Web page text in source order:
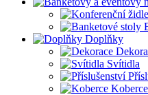
Doplňky
Svítidla
Koberce